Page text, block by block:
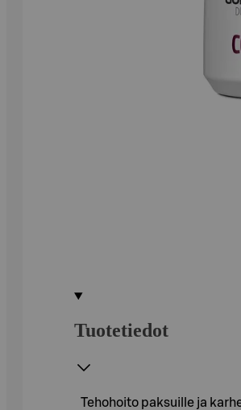
Tuotetiedot
Tehohoito paksuille ja